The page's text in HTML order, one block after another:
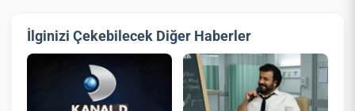
İlginizi Çekebilecek Diğer Haberler